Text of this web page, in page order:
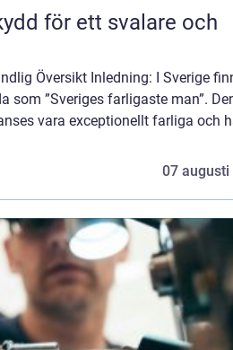
Översikt Inledning: I Sverige
som ”Sveriges farligaste man”.
vara exceptionellt farliga och
07 augusti